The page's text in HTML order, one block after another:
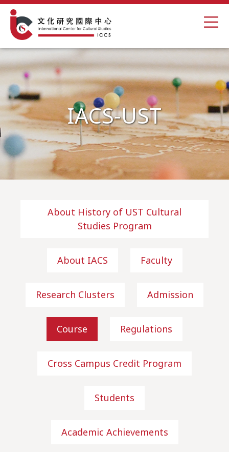
IACS-UST
About History of UST Cultural
Studies Program
About IACS Faculty
Research Clusters Admission
Course Regulations
Cross Campus Credit Program
Students
Academic Achievements